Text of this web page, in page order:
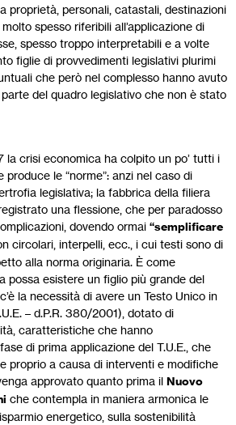
proprietà, personali, catastali, destinazioni
spesso riferibili all’applicazione di
spesso troppo interpretabili e a volte
figlie di provvedimenti legislativi plurimi
che però nel complesso hanno avuto
del quadro legislativo che non è stato
la crisi economica ha colpito un po’ tutti i
le “norme”: anzi nel caso di
legislativa; la fabbrica della filiera
una flessione, che per paradosso
dovendo ormai “semplificare
circolari, interpelli, ecc., i cui testi sono di
alla norma originaria. È come
possa esistere un figlio più grande del
la necessità di avere un Testo Unico in
– d.P.R. 380/2001), dotato di
caratteristiche che hanno
di prima applicazione del T.U.E., che
proprio a causa di interventi e modifiche
approvato quanto prima il Nuovo
che contempla in maniera armonica le
energetico, sulla sostenibilità